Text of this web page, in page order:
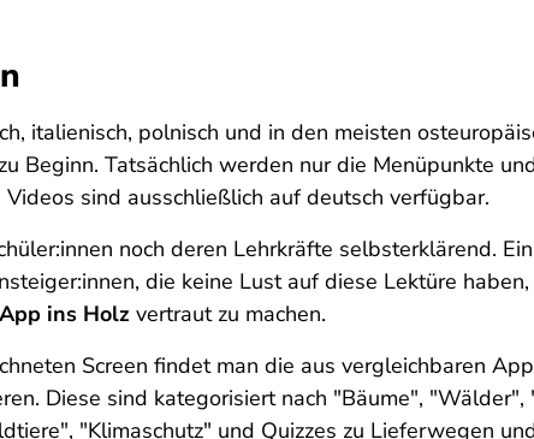
italienisch, polnisch und in den meisten
Beginn. Tatsächlich werden nur die Menüpunkte
sind ausschließlich auf deutsch verfügbar.
noch deren Lehrkräfte selbsterklärend.
die keine Lust auf diese Lektüre
App ins Holz vertraut zu machen.
Screen findet man die aus vergleichbaren
Diese sind kategorisiert nach "Bäume",
"Klimaschutz" und Quizzes zu Lieferwegen